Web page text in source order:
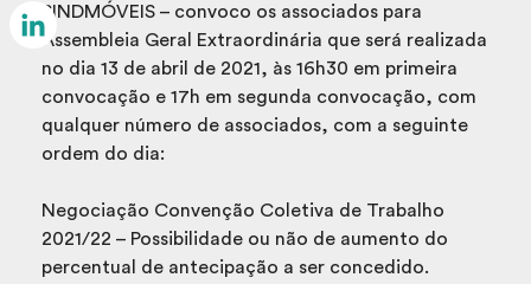
SINDMÓVEIS – convoco os associados para
Assembleia Geral Extraordinária que será realizada
no dia 13 de abril de 2021, às 16h30 em primeira
convocação e 17h em segunda convocação, com
qualquer número de associados, com a seguinte
ordem do dia:
Negociação Convenção Coletiva de Trabalho
2021/22 – Possibilidade ou não de aumento do
percentual de antecipação a ser concedido.
Email
LinkedIn